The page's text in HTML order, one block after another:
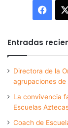
Entradas
Directora de la
agrupaciones
La convivencia
Escuelas
Coach de